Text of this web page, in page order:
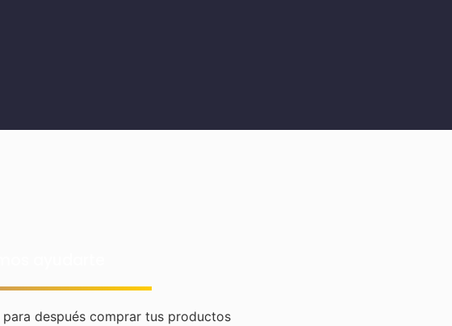
para después comprar tus productos